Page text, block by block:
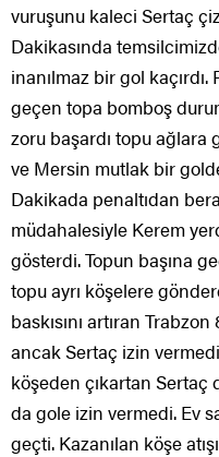
vuruşunu kaleci Sertaç
Dakikasında
inanılmaz bir gol kaçırdı.
geçen topa bomboş
zoru başardı topu ağlara
ve Mersin mutlak bir
Dakikada penaltıdan
müdahalesiyle Kerem
gösterdi. Topun başına
topu ayrı köşelere
baskısını artıran
ancak Sertaç izin
köşeden çıkartan Sertaç
da gole izin vermedi. Ev
geçti. Kazanılan köşe